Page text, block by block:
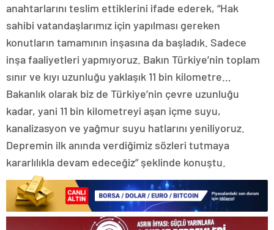
anahtarlarını teslim ettiklerini ifade ederek, “Hak
sahibi vatandaşlarımız için yapılması gereken
konutların tamamının inşasına da başladık. Sadece
inşa faaliyetleri yapmıyoruz. Bakın Türkiye’nin toplam
sınır ve kıyı uzunluğu yaklaşık 11 bin kilometre…
Bakanlık olarak biz de Türkiye’nin çevre uzunluğu
kadar, yani 11 bin kilometreyi aşan içme suyu,
kanalizasyon ve yağmur suyu hatlarını yeniliyoruz.
Depremin ilk anında verdiğimiz sözleri tutmaya
kararlılıkla devam edeceğiz” şeklinde konuştu.